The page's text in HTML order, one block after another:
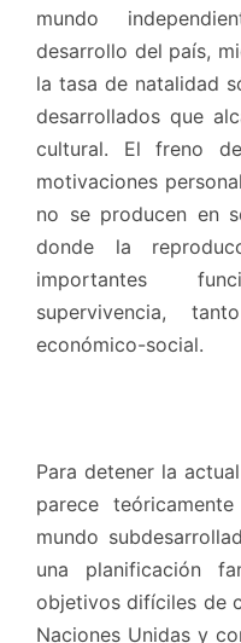
mundo
desarrollo del país,
la tasa de natalidad
desarrollados que
cultural. El freno
motivaciones
no se producen en
donde la
importantes
supervivencia,
económico-social.
Para detener la
parece
mundo
una planificación
objetivos difíciles de
Naciones Unidas y